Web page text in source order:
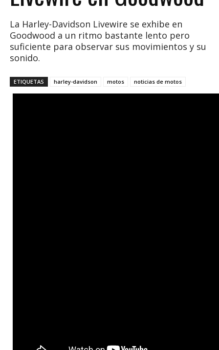
La Harley-Davidson Livewire se exhibe en
Goodwood a un ritmo bastante lento pero
suficiente para observar sus movimientos y su
sonido.
ETIQUETAS harley-davidson motos noticias de motos